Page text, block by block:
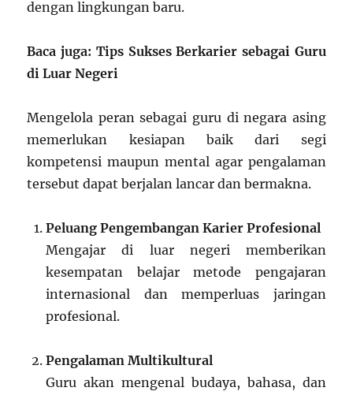
dengan lingkungan baru.
Baca juga: Tips Sukses Berkarier sebagai Guru
di Luar Negeri
Mengelola peran sebagai guru di negara asing
memerlukan kesiapan baik dari segi
kompetensi maupun mental agar pengalaman
tersebut dapat berjalan lancar dan bermakna.
Peluang Pengembangan Karier Profesional
Mengajar di luar negeri memberikan
kesempatan belajar metode pengajaran
internasional dan memperluas jaringan
profesional.
Pengalaman Multikultural
Guru akan mengenal budaya, bahasa, dan